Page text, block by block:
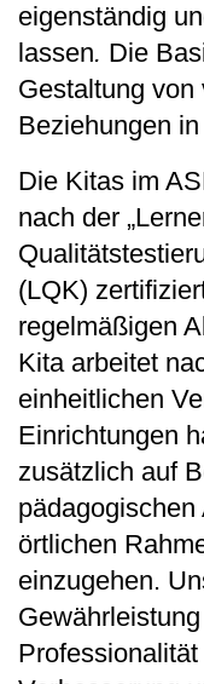
eigenständig
lassen. Die
Gestaltung von
Beziehungen
Die Kitas im
nach der
(LQK)
regelmäßigen
Kita arbeitet
einheitlichen
Einrichtungen
zusätzlich auf
örtlichen
einzugehen.